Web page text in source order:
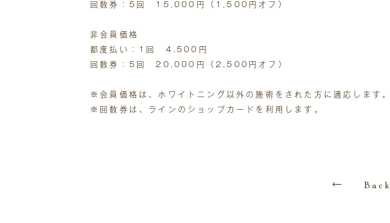
回数券：5回 15,000円（1,500円オフ）
非会員価格
都度払い：1回 4,500円
回数券：5回 20,000円（2,500円オフ）
※会員価格は、ホワイトニング以外の施術をされた方に適応します。
※回数券は、ラインのショップカードを利用します。
Back